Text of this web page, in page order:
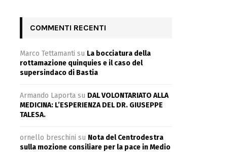
COMMENTI RECENTI
Marco Tettamanti su La bocciatura della
rottamazione quinquies e il caso del
supersindaco di Bastia
Armando Laporta su DAL VOLONTARIATO ALLA
MEDICINA: L’ESPERIENZA DEL DR. GIUSEPPE
TALESA.
ornello breschini su Nota del Centrodestra
sulla mozione consiliare per la pace in Medio